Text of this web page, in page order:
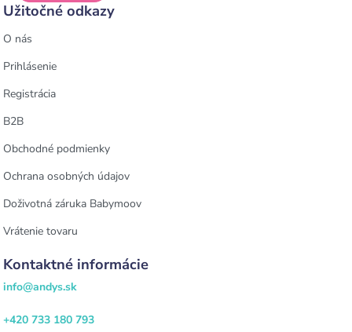
Užitočné odkazy
O nás
Prihlásenie
Registrácia
B2B
Obchodné podmienky
Ochrana osobných údajov
Doživotná záruka Babymoov
Vrátenie tovaru
Kontaktné informácie
info@andys.sk
+420 733 180 793